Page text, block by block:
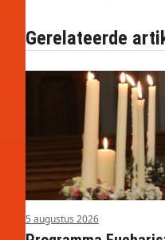
Gerelateerde
5 augustus 2026